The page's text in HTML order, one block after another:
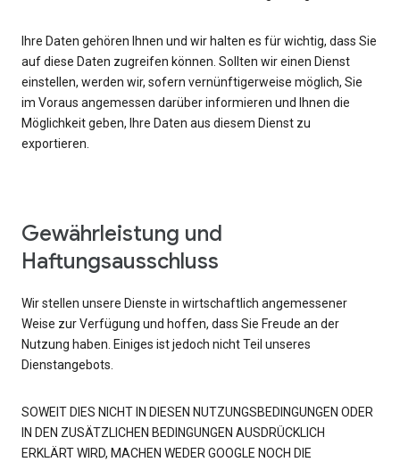
Ihre Daten gehören Ihnen und wir halten es für wichtig, dass Sie
auf diese Daten zugreifen können. Sollten wir einen Dienst
einstellen, werden wir, sofern vernünftigerweise möglich, Sie
im Voraus angemessen darüber informieren und Ihnen die
Möglichkeit geben, Ihre Daten aus diesem Dienst zu
exportieren.
Gewährleistung und
Haftungsausschluss
Wir stellen unsere Dienste in wirtschaftlich angemessener
Weise zur Verfügung und hoffen, dass Sie Freude an der
Nutzung haben. Einiges ist jedoch nicht Teil unseres
Dienstangebots.
SOWEIT DIES NICHT IN DIESEN NUTZUNGSBEDINGUNGEN ODER
IN DEN ZUSÄTZLICHEN BEDINGUNGEN AUSDRÜCKLICH
ERKLÄRT WIRD, MACHEN WEDER GOOGLE NOCH DIE